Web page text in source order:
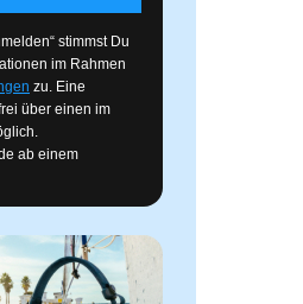
stimmst Du
im Rahmen
zu. Eine
über einen im
ab einem